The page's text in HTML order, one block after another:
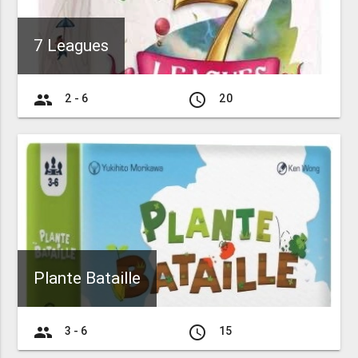
7 Leagues
group 2 - 6 access_time 20
Plante Bataille
group 3 - 6 access_time 15